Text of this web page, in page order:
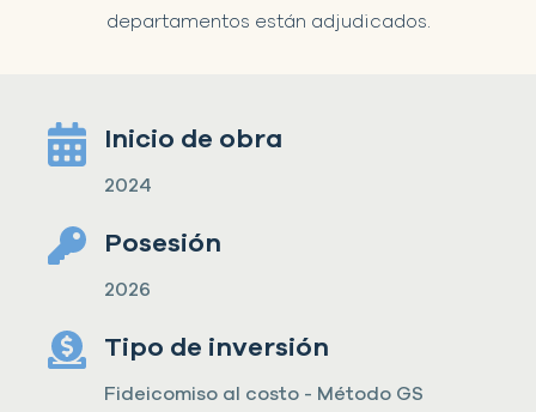
departamentos están adjudicados.
Inicio de obra
2024
Posesión
2026
Tipo de inversión
Fideicomiso al costo - Método GS